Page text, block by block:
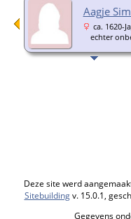
Aagje
ca. 1620-
echter
Deze site werd
Sitebuildingv. 15.0.1,
Gegevens